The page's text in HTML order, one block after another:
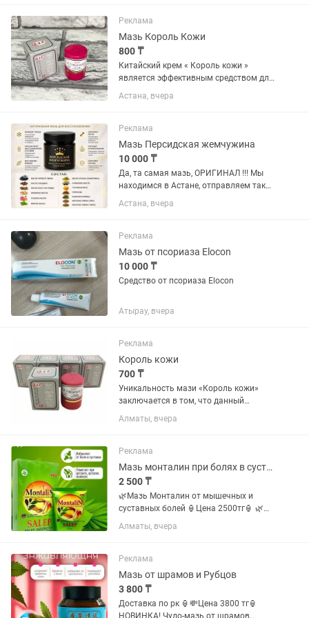
Реклама
Мазь Король Кожи
800 ₸
Китайский крем « Король кожи »
является эффективным средством для
лечения дерматологических
заболеваний таких как:псориаз,
возбудителями которых являются
дерматофиты...
Астана, вчера
Реклама
Мазь Персидская жемчужина
10 000 ₸
Да, та самая мазь, ОРИГИНАЛ !!! Мы
находимся в Астане, отправляем так
же почтой по Казахстану!!! Мазь
Персидская жемчужина для: Если вас
спине - очень хорошо...
Астана, вчера
Реклама
Мазь от псориаза Elocon
10 000 ₸
Средство от псориаза Elocon
Атырау, вчера
Реклама
Король кожи
700 ₸
Уникальность мази «Король кожи»
заключается в том, что данный
препарат, который на 100 % состоит из
растительных компонентов, оказывает
восстанавливающее,...
Алматы, вчера
Реклама
Мазь монталин при болях в суставах растяжениях и вывихах
2 500 ₸
🌿Мазь Монталин от мышечных и
суставных болей 🏮Цена 2500тг🏮 🌿
Мазь производится из натуральных
ингредиентов в Индонезии. 🌿
следующих заболеваниях: артрит,
полиартрит,...
Алматы, вчера
Реклама
Мазь от шрамов и Рубцов
3 800 ₸
Доставка по рк 🏮💸Цена 3800 тг🏮
НОВИНКА! Чудо-мазь от шрамов,